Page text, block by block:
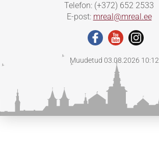
Telefon: (+372) 652 2533
E-post: mreal@mreal.ee
Muudetud 03.08.2026 10:12